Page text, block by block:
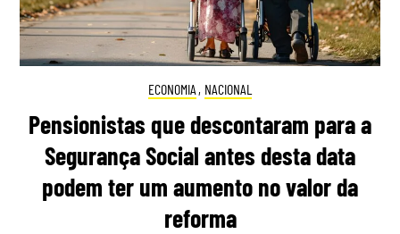
ECONOMIA , NACIONAL
Pensionistas que descontaram para a
Segurança Social antes desta data
podem ter um aumento no valor da
reforma